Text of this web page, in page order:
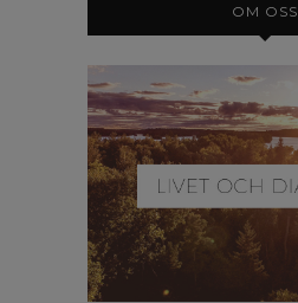
OM OSS